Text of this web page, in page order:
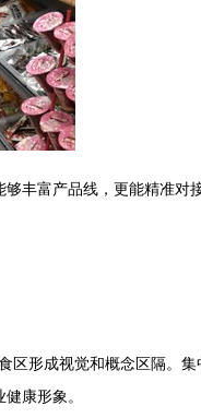
丰富产品线，更能精准对
区形成视觉和概念区隔。
康形象。